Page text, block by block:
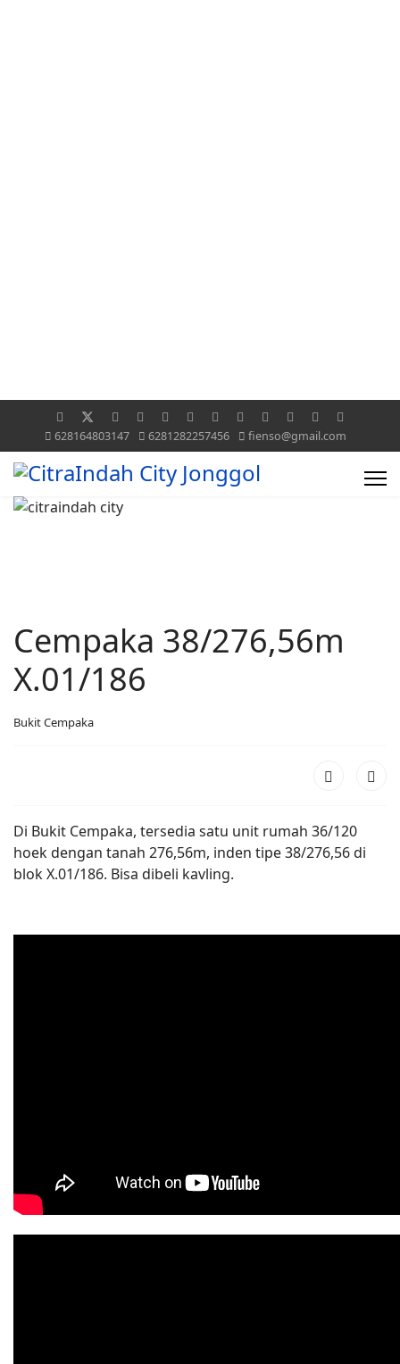
628164803147 6281282257456 fienso@gmail.com
Cempaka 38/276,56m
X.01/186
Bukit Cempaka
Di Bukit Cempaka, tersedia satu unit rumah 36/120
hoek dengan tanah 276,56m, inden tipe 38/276,56 di
blok X.01/186. Bisa dibeli kavling.